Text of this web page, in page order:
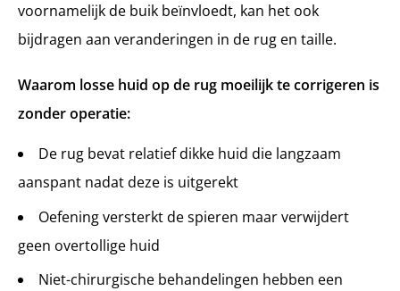
voornamelijk de buik beïnvloedt, kan het ook
bijdragen aan veranderingen in de rug en taille.
Waarom losse huid op de rug moeilijk te corrigeren is
zonder operatie:
De rug bevat relatief dikke huid die langzaam
aanspant nadat deze is uitgerekt
Oefening versterkt de spieren maar verwijdert
geen overtollige huid
Niet-chirurgische behandelingen hebben een